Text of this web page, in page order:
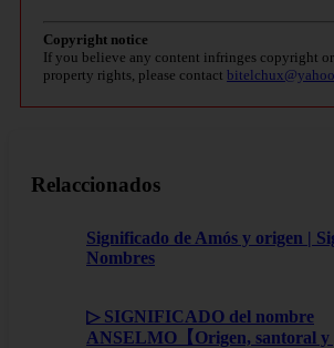
Copyright notice
If you believe any content infringes copyright
property rights, please contact
Relaccionados
Significado de Amós y origen |
Nombres
▷ SIGNIFICADO del nombre
ANSELMO【Origen, santoral y